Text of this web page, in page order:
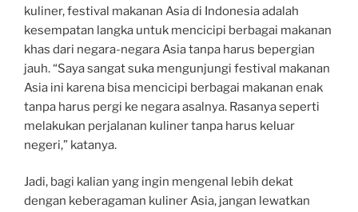
kuliner, festival makanan Asia di Indonesia adalah
kesempatan langka untuk mencicipi berbagai makanan
khas dari negara-negara Asia tanpa harus bepergian
jauh. “Saya sangat suka mengunjungi festival makanan
Asia ini karena bisa mencicipi berbagai makanan enak
tanpa harus pergi ke negara asalnya. Rasanya seperti
melakukan perjalanan kuliner tanpa harus keluar
negeri,” katanya.
Jadi, bagi kalian yang ingin mengenal lebih dekat
dengan keberagaman kuliner Asia, jangan lewatkan